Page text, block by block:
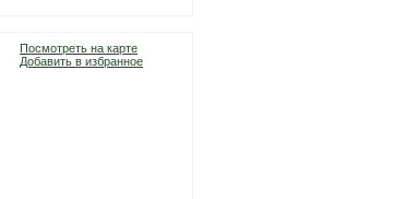
Посмотреть на карте
Добавить в избранное